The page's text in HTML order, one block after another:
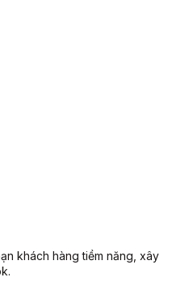
khách hàng tiềm năng, xây